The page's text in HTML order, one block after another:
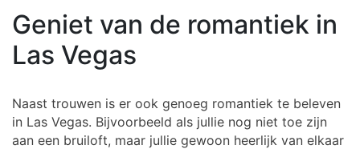
Geniet van de romantiek in
Las Vegas
Naast trouwen is er ook genoeg romantiek te beleven
in Las Vegas. Bijvoorbeeld als jullie nog niet toe zijn
aan een bruiloft, maar jullie gewoon heerlijk van elkaar